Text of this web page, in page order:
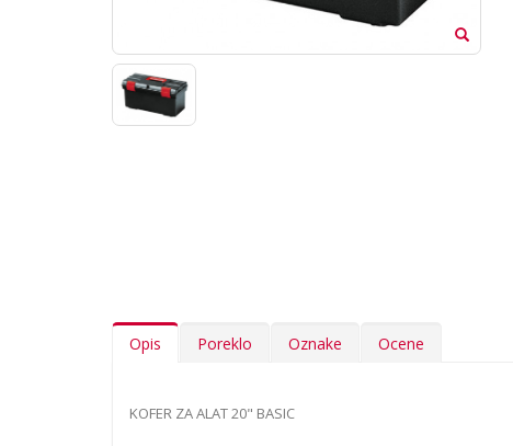
Opis Poreklo Oznake Ocene
KOFER ZA ALAT 20" BASIC